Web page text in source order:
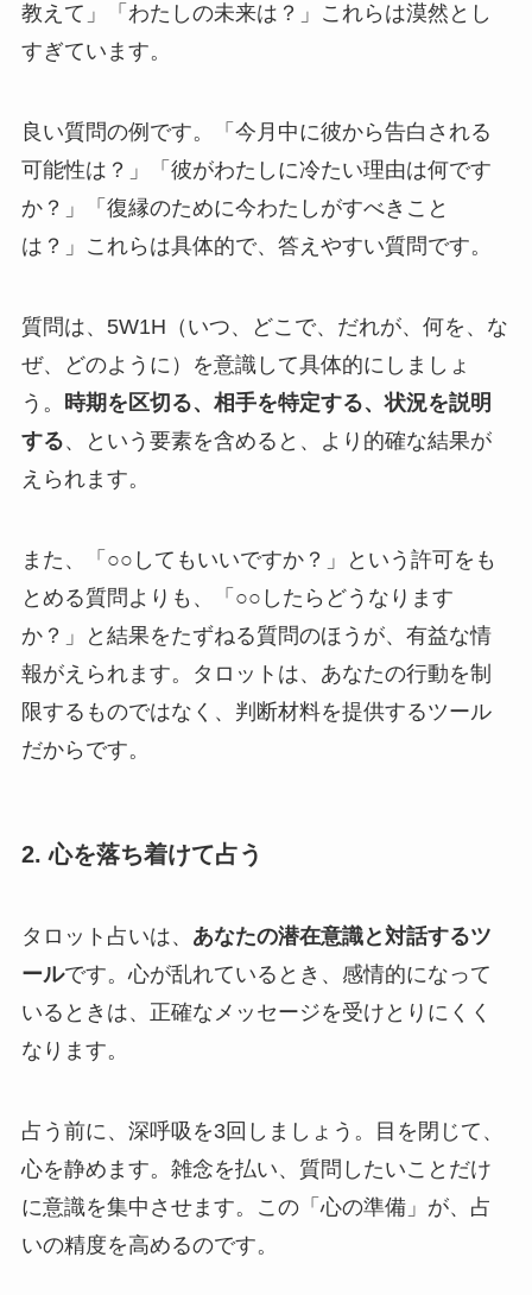
教えて」「わたしの未来は？」これらは漠然とし
すぎています。
良い質問の例です。「今月中に彼から告白される
可能性は？」「彼がわたしに冷たい理由は何です
か？」「復縁のために今わたしがすべきこと
は？」これらは具体的で、答えやすい質問です。
質問は、5W1H（いつ、どこで、だれが、何を、な
ぜ、どのように）を意識して具体的にしましょ
う。 時期を区切る、相手を特定する、状況を説明
する、という要素を含めると、より的確な結果が
えられます。
また、「○○してもいいですか？」という許可をも
とめる質問よりも、「○○したらどうなります
か？」と結果をたずねる質問のほうが、有益な情
報がえられます。タロットは、あなたの行動を制
限するものではなく、判断材料を提供するツール
だからです。
2. 心を落ち着けて占う
タロット占いは、 あなたの潜在意識と対話するツ
ールです。心が乱れているとき、感情的になって
いるときは、正確なメッセージを受けとりにくく
なります。
占う前に、深呼吸を3回しましょう。目を閉じて、
心を静めます。雑念を払い、質問したいことだけ
に意識を集中させます。この「心の準備」が、占
いの精度を高めるのです。